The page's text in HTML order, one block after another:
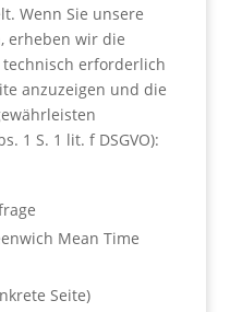
Wenn Sie unsere
erheben wir die
erforderlich
anzuzeigen und die
1 S. 1 lit. f DSGVO):
Mean Time
Seite)